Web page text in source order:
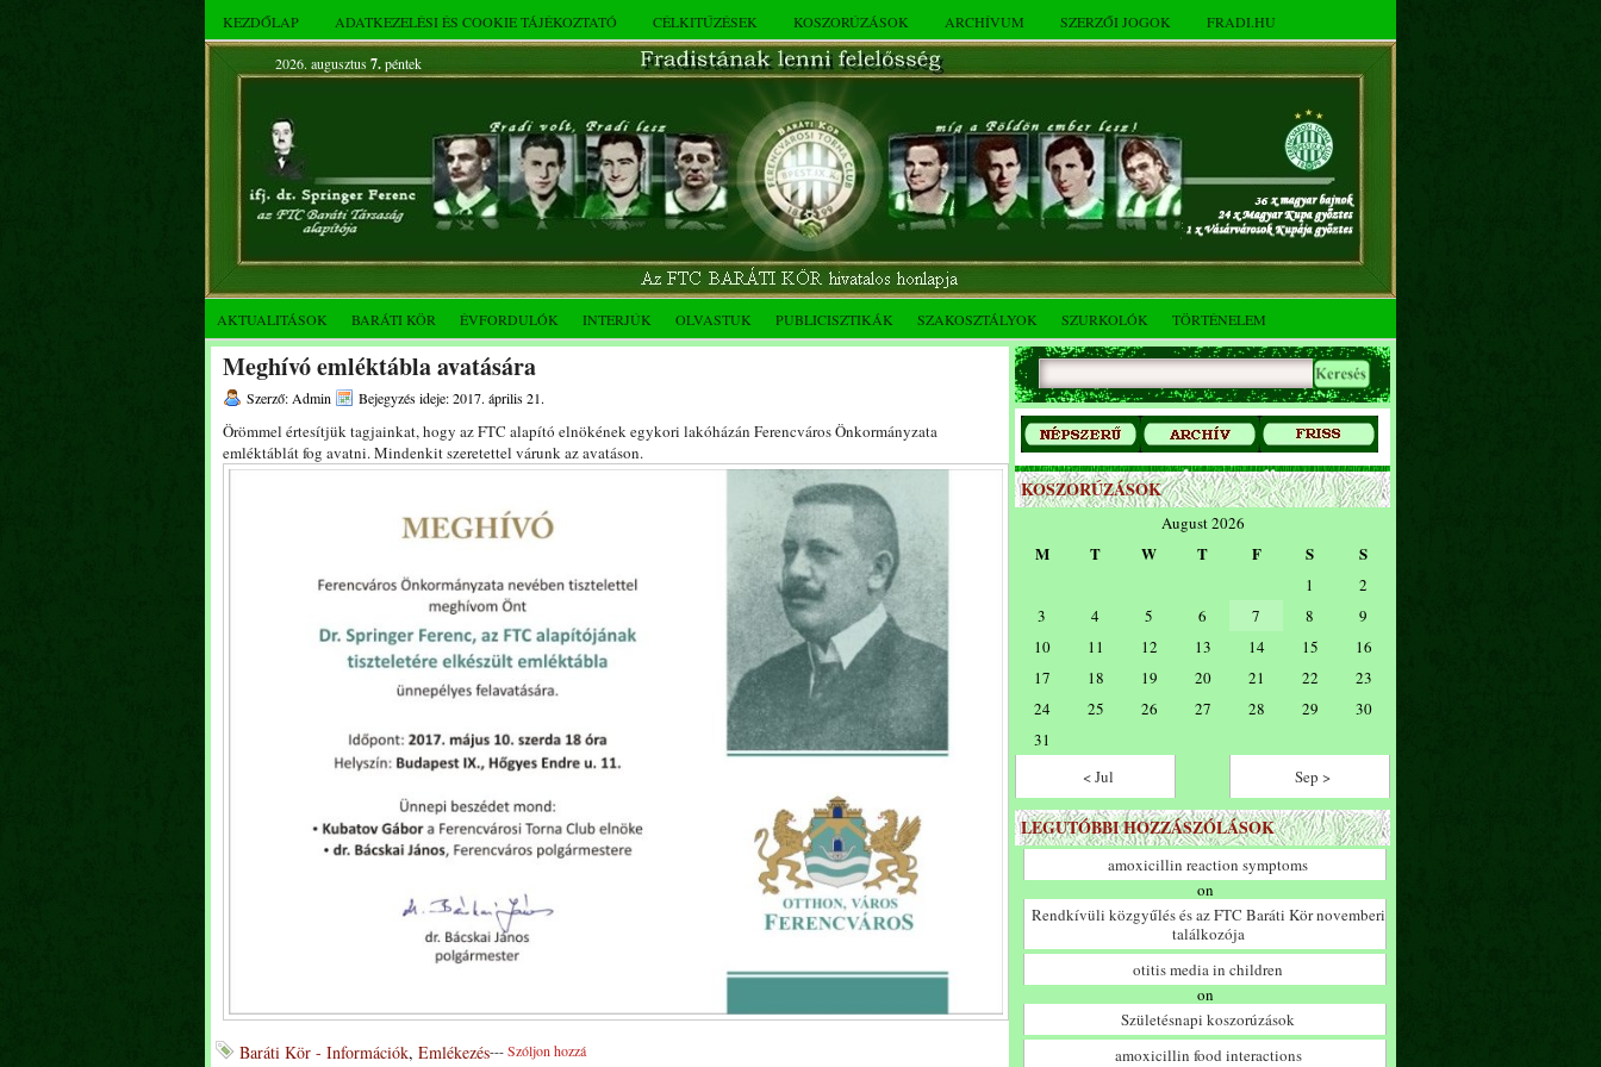
KEZDŐLAP ADATKEZELÉSI ÉS COOKIE TÁJÉKOZTATÓ CÉLKITŰZÉSEK KOSZORÚZÁSOK ARCHÍVUM SZERZŐI JOGOK FRADI.HU
2026. augusztus 7.péntek
AKTUALITÁSOK BARÁTI KÖR ÉVFORDULÓK INTERJÚK OLVASTUK PUBLICISZTIKÁK SZAKOSZTÁLYOK SZURKOLÓK TÖRTÉNELEM
Meghívó emléktábla avatására
Szerző: Admin Bejegyzés ideje: 2017. április 21.
Örömmel értesítjük tagjainkat, hogy az FTC alapító elnökének egykori lakóházán Ferencváros Önkormányzata
emléktáblát fog avatni. Mindenkit szeretettel várunk az avatáson.
Baráti Kör - Információk, Emlékezés---Szóljon hozzá
KOSZORÚZÁSOK
August 2026
M T W T F S S
1
2
3
4 5 6 7 8
9
10
11 12 13 14 15
16
17
18 19 20 21 22
23
24
25 26 27 28 29
30
31
< Jul
Sep >
LEGUTÓBBI HOZZÁSZÓLÁSOK
amoxicillin reaction symptoms
on
Rendkívüli közgyűlés és az FTC Baráti Kör novemberi
találkozója
otitis media in children
on
Születésnapi koszorúzások
amoxicillin food interactions